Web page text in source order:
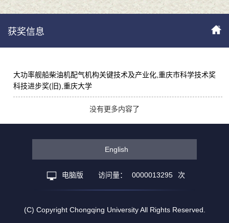
获奖信息
大功率舰船柴油机配气机构关键技术及产业化,重庆市科学技术奖
科技进步奖(旧),重庆大学
没有更多内容了
English
电脑版 访问量： 0000013295 次
(C) Copyright Chongqing University All Rights Reserved.